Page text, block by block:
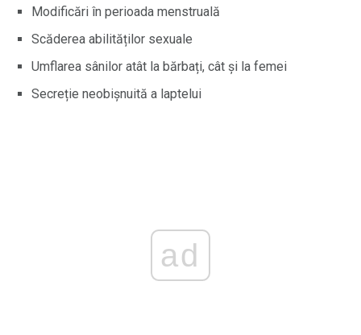
Modificări în perioada menstruală
Scăderea abilităților sexuale
Umflarea sânilor atât la bărbați, cât și la femei
Secreție neobișnuită a laptelui
ad